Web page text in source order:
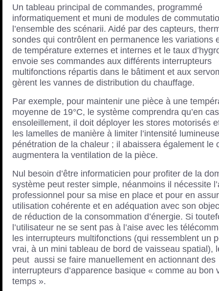
Un tableau principal de commandes, programmé
informatiquement et muni de modules de
l’ensemble des scénarii. Aidé par des capteurs,
sondes qui contrôlent en permanence les variations
de température externes et internes et le taux
envoie ses commandes aux différents interrupteurs
multifonctions répartis dans le bâtiment et aux
gèrent les vannes de distribution du chauffage.
Par exemple, pour maintenir une pièce à une
moyenne de 19°C, le système comprendra qu’en
ensoleillement, il doit déployer les stores motorisés
les lamelles de manière à limiter l’intensité
pénétration de la chaleur ; il abaissera également le
augmentera la ventilation de la pièce.
Nul besoin d’être informaticien pour profiter de la
système peut rester simple, néanmoins il nécessite
professionnel pour sa mise en place et pour en
utilisation cohérente et en adéquation avec son
de réduction de la consommation d’énergie. Si
l’utilisateur ne se sent pas à l’aise avec les
les interrupteurs multifonctions (qui ressemblent un
vrai, à un mini tableau de bord de vaisseau spatial),
peut aussi se faire manuellement en actionnant des
interrupteurs d’apparence basique « comme au bon
temps ».